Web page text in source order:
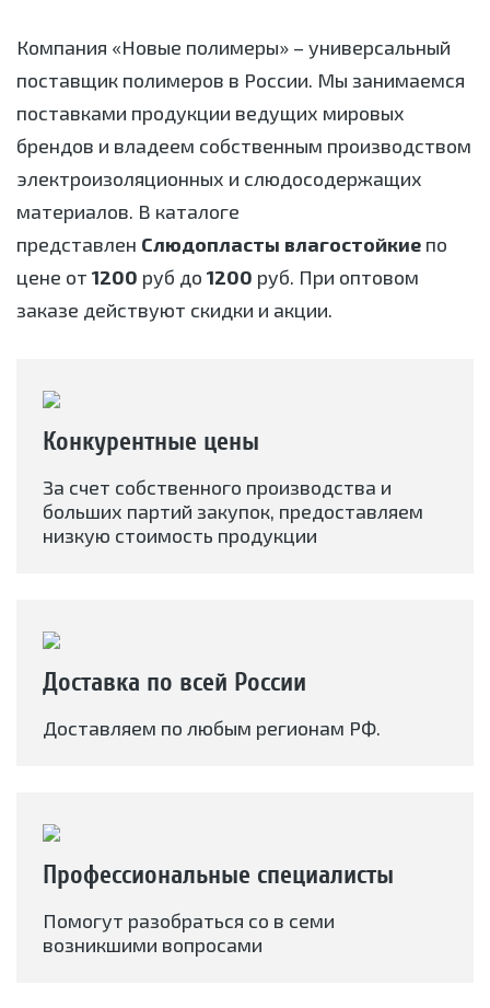
Компания «Новые полимеры» – универсальный
поставщик полимеров в России. Мы занимаемся
поставками продукции ведущих мировых
брендов и владеем собственным производством
электроизоляционных и слюдосодержащих
материалов. В каталоге
представлен Слюдопласты влагостойкие по
цене от 1200 руб до 1200 руб. При оптовом
заказе действуют скидки и акции.
Конкурентные цены
За счет собственного производства и
больших партий закупок, предоставляем
низкую стоимость продукции
Доставка по всей России
Доставляем по любым регионам РФ.
Профессиональные специалисты
Помогут разобраться со в семи
возникшими вопросами